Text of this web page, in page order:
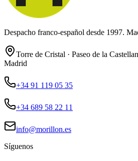
Despacho franco-español desde 1997.
Torre de Cristal · Paseo de la
Madrid
+34 91 119 05 35
+34 689 58 22 11
info@morillon.es
Síguenos